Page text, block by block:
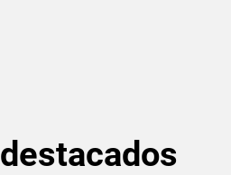
destacados